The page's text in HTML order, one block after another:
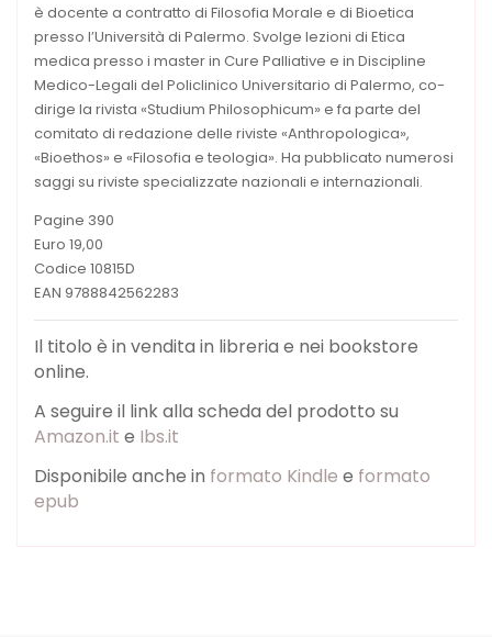
è docente a contratto di Filosofia Morale e di Bioetica
presso l’Università di Palermo. Svolge lezioni di Etica
medica presso i master in Cure Palliative e in Discipline
Medico-Legali del Policlinico Universitario di Palermo, co-
dirige la rivista «Studium Philosophicum» e fa parte del
comitato di redazione delle riviste «Anthropologica»,
«Bioethos» e «Filosofia e teologia». Ha pubblicato numerosi
saggi su riviste specializzate nazionali e internazionali.
Pagine 390
Euro 19,00
Codice 10815D
EAN 9788842562283
Il titolo è in vendita in libreria e nei bookstore
online.
A seguire il link alla scheda del prodotto su
Amazon.it e Ibs.it
Disponibile anche in formato Kindle e formato
epub